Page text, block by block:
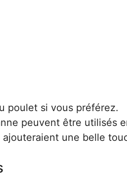
poulet si vous préférez.
peuvent être utilisés
une belle